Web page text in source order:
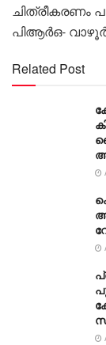
ചിത്രീകരണം
പിആർഒ-
Related Post